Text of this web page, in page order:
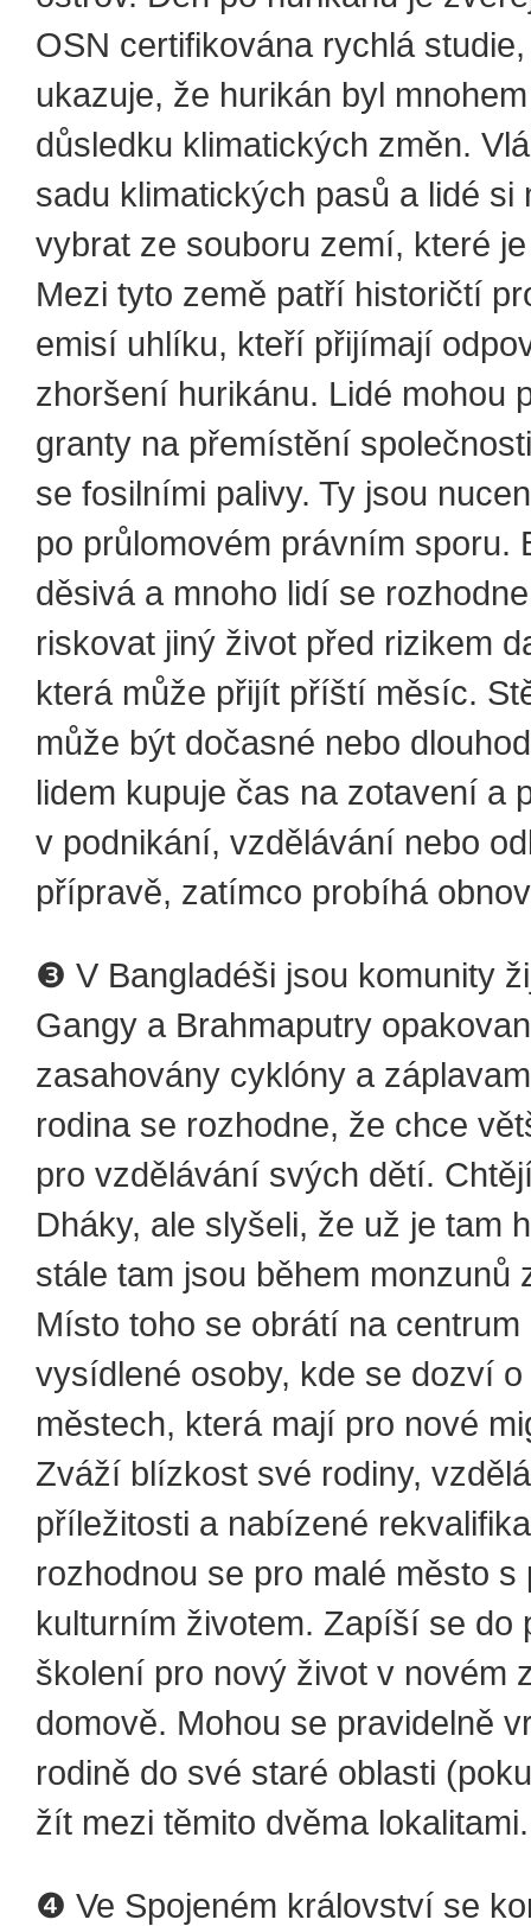
OSN certifikována rychlá
ukazuje, že hurikán byl
důsledku klimatických změn.
sadu klimatických pasů a lidé si
vybrat ze souboru zemí, které
Mezi tyto země patří historičtí
emisí uhlíku, kteří přijímají
zhoršení hurikánu. Lidé mohou
granty na přemístění
se fosilními palivy. Ty jsou
po průlomovém právním sporu.
děsivá a mnoho lidí se
riskovat jiný život před rizikem
která může přijít příští měsíc.
může být dočasné nebo
lidem kupuje čas na zotavení a
v podnikání, vzdělávání nebo
přípravě, zatímco probíhá
❸ V Bangladéši jsou komunity
Gangy a Brahmaputry
zasahovány cyklóny a
rodina se rozhodne, že chce
pro vzdělávání svých dětí.
Dháky, ale slyšeli, že už je tam
stále tam jsou během monzunů
Místo toho se obrátí na centrum
vysídlené osoby, kde se dozví
městech, která mají pro nové
Zváží blízkost své rodiny,
příležitosti a nabízené
rozhodnou se pro malé město s
kulturním životem. Zapíší se do
školení pro nový život v novém
domově. Mohou se pravidelně
rodině do své staré oblasti
žít mezi těmito dvěma lokalitami.
❹ Ve Spojeném království se